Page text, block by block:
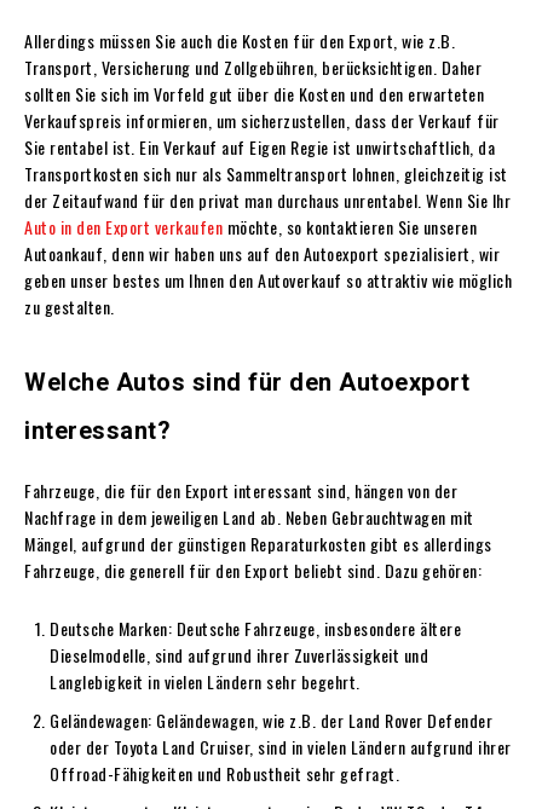
Allerdings müssen Sie auch die Kosten für den Export, wie z.B.
Transport, Versicherung und Zollgebühren, berücksichtigen. Daher
sollten Sie sich im Vorfeld gut über die Kosten und den erwarteten
Verkaufspreis informieren, um sicherzustellen, dass der Verkauf für
Sie rentabel ist. Ein Verkauf auf Eigen Regie ist unwirtschaftlich, da
Transportkosten sich nur als Sammeltransport lohnen, gleichzeitig ist
der Zeitaufwand für den privat man durchaus unrentabel. Wenn Sie Ihr
Auto in den Export verkaufen möchte, so kontaktieren Sie unseren
Autoankauf, denn wir haben uns auf den Autoexport spezialisiert, wir
geben unser bestes um Ihnen den Autoverkauf so attraktiv wie möglich
zu gestalten.
Welche Autos sind für den Autoexport
interessant?
Fahrzeuge, die für den Export interessant sind, hängen von der
Nachfrage in dem jeweiligen Land ab. Neben Gebrauchtwagen mit
Mängel, aufgrund der günstigen Reparaturkosten gibt es allerdings
Fahrzeuge, die generell für den Export beliebt sind. Dazu gehören:
Deutsche Marken: Deutsche Fahrzeuge, insbesondere ältere
Dieselmodelle, sind aufgrund ihrer Zuverlässigkeit und
Langlebigkeit in vielen Ländern sehr begehrt.
Geländewagen: Geländewagen, wie z.B. der Land Rover Defender
oder der Toyota Land Cruiser, sind in vielen Ländern aufgrund ihrer
Offroad-Fähigkeiten und Robustheit sehr gefragt.